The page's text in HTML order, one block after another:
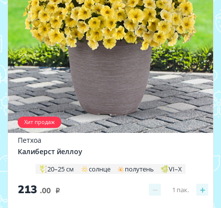
Хит продаж
Петхоа
Калиберст йеллоу
20–25 см солнце полутень VI–X
213 .00 i − +
1 пак.